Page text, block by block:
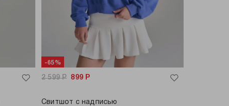
-65%
2 599Р 899 Р
Свитшот с надписью